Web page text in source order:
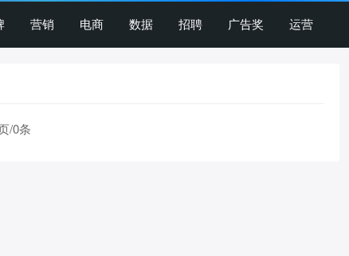
营销 电商 数据 招聘 广告奖 运营
/0条